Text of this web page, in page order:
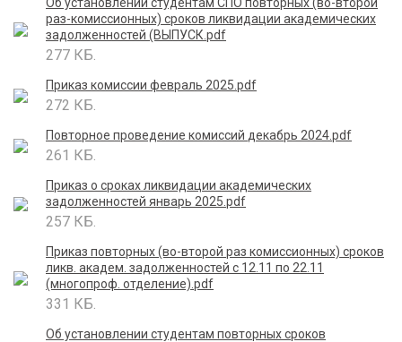
раз-комиссионных) сроков ликвидации академических
задолженностей (ВЫПУСК.pdf
277 КБ.
Приказ комиссии февраль 2025.pdf
272 КБ.
Повторное проведение комиссий декабрь 2024.pdf
261 КБ.
Приказ о сроках ликвидации академических
задолженностей январь 2025.pdf
257 КБ.
Приказ повторных (во-второй раз комиссионных) сроков
ликв. академ. задолженностей с 12.11 по 22.11
(многопроф. отделение).pdf
331 КБ.
Об установлении студентам повторных сроков